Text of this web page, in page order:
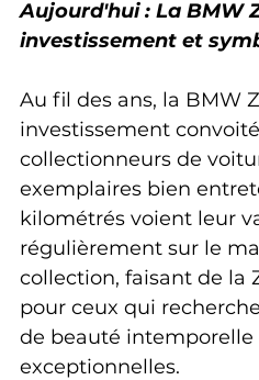
Aujourd'hui : La BMW
investissement et
Au fil des ans, la BMW
investissement
collectionneurs de
exemplaires bien
kilométrés voient leur
régulièrement sur le
collection, faisant de la
pour ceux qui
de beauté
exceptionnelles.